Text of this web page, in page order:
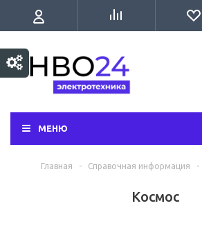
МЕНЮ
Главная - Справочная информация -
Космос